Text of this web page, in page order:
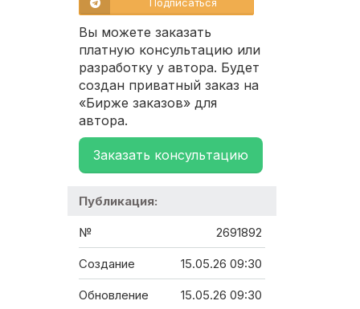
Вы можете заказать
платную консультацию или
разработку у автора. Будет
создан приватный заказ на
«Бирже заказов» для
автора.
Заказать консультацию
Публикация:
№ 2691892
Создание 15.05.26 09:30
Обновление 15.05.26 09:30